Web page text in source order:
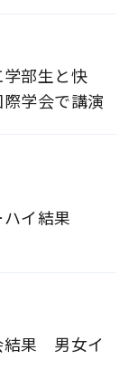
部生と快
学会で講演
イ結果
果 男女イ